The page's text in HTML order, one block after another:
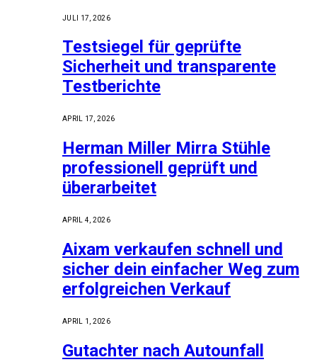
JULI 17, 2026
Testsiegel für geprüfte
Sicherheit und transparente
Testberichte
APRIL 17, 2026
Herman Miller Mirra Stühle
professionell geprüft und
überarbeitet
APRIL 4, 2026
Aixam verkaufen schnell und
sicher dein einfacher Weg zum
erfolgreichen Verkauf
APRIL 1, 2026
Gutachter nach Autounfall